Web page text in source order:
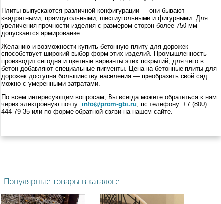
Плиты выпускаются различной конфигурации — они бывают
квадратными, прямоугольными, шестиугольными и фигурными. Для
увеличения прочности изделия с размером сторон более 750 мм
допускается армирование.
Желанию и возможности купить бетонную плиту для дорожек
способствует широкий выбор форм этих изделий. Промышленность
производит сегодня и цветные варианты этих покрытий, для чего в
бетон добавляют специальные пигменты. Цена на бетонные плиты для
дорожек доступна большинству населения — преобразить свой сад
можно с умеренными затратами.
По всем интересующим вопросам, Вы всегда можете обратиться к нам
через электронную почту info@prom-gbi.ru , по телефону +7 (800)
444-79-35 или по форме обратной связи на нашем сайте.
Популярные товары в каталоге